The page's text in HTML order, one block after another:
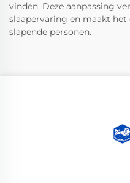
vinden. Deze aanpassing
slaapervaring en maakt
slapende personen.